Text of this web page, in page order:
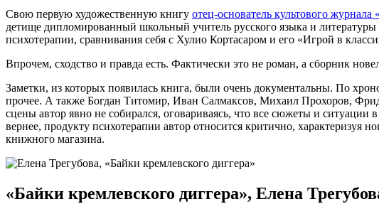
Свою первую художественную книгу отец-основатель культового журнала
детище дипломированный школьный учитель русского языка и
психотерапии, сравнивания себя с Хулио Кортасаром и его «Игрой в
Впрочем, сходство и правда есть. Фактически это не роман, а сборник
Заметки, из которых появилась книга, были очень документальны. По
прочее. А также Богдан Титомир, Иван Салмаксов, Михаил Прохоров,
сцены автор явно не собирался, оговариваясь, что все сюжеты и
вернее, продукту психотерапии автор относится критично,
книжного магазина.
«Байки кремлевского диггера», Елена